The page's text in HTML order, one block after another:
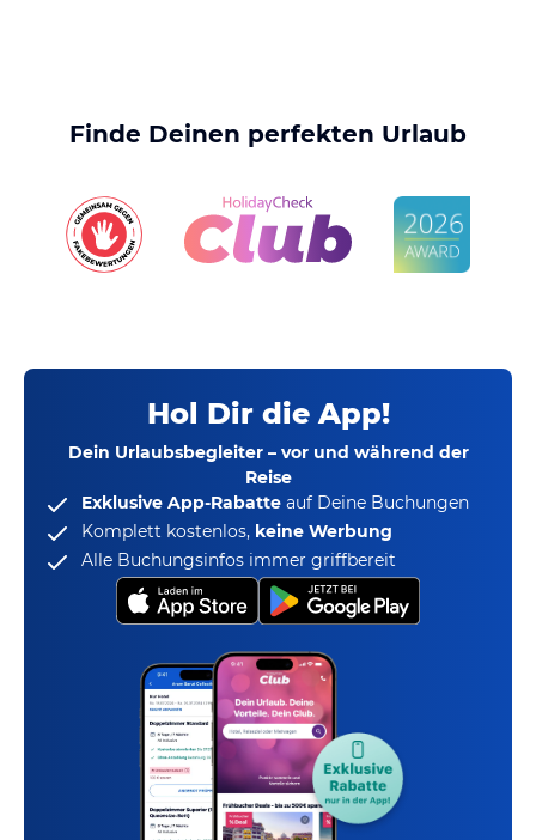
Finde Deinen perfekten Urlaub
Hol Dir die App!
Dein Urlaubsbegleiter – vor und während der
Reise
Exklusive App-Rabatte auf Deine Buchungen
Komplett kostenlos, keine Werbung
Alle Buchungsinfos immer griffbereit